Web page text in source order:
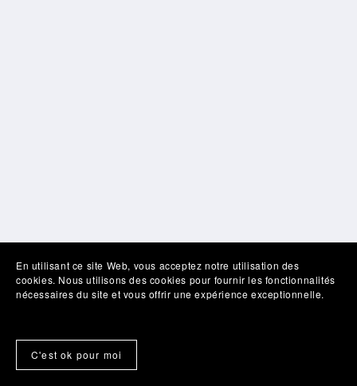
En utilisant ce site Web, vous acceptez notre utilisation des
cookies. Nous utilisons des cookies pour fournir les fonctionnalités
nécessaires du site et vous offrir une expérience exceptionnelle.
C'est ok pour moi